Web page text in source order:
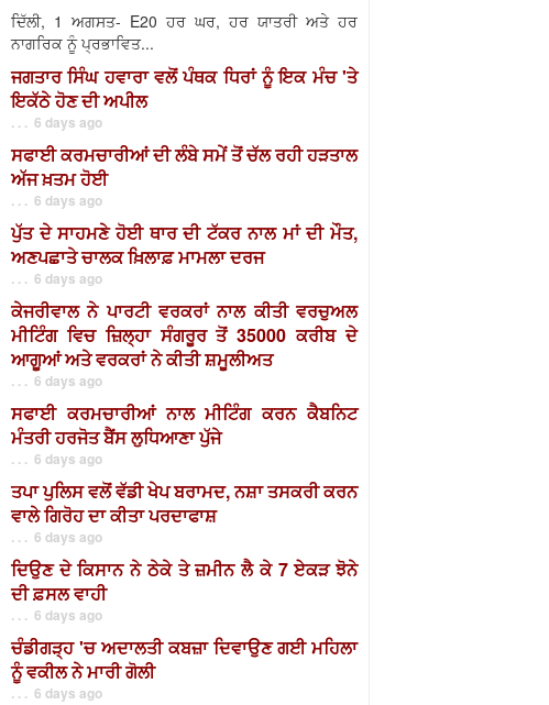
ਦਿੱਲੀ, 1 ਅਗਸਤ- E20 ਹਰ ਘਰ, ਹਰ ਯਾਤਰੀ ਅਤੇ ਹਰ
ਨਾਗਰਿਕ ਨੂੰ ਪ੍ਰਭਾਵਿਤ...
ਜਗਤਾਰ ਸਿੰਘ ਹਵਾਰਾ ਵਲੋਂ ਪੰਥਕ ਧਿਰਾਂ ਨੂੰ ਇਕ ਮੰਚ 'ਤੇ
ਇਕੱਠੇ ਹੋਣ ਦੀ ਅਪੀਲ
. . . 6 days ago
ਸਫਾਈ ਕਰਮਚਾਰੀਆਂ ਦੀ ਲੰਬੇ ਸਮੇਂ ਤੋਂ ਚੱਲ ਰਹੀ ਹੜਤਾਲ
ਅੱਜ ਖ਼ਤਮ ਹੋਈ
. . . 6 days ago
ਪੁੱਤ ਦੇ ਸਾਹਮਣੇ ਹੋਈ ਥਾਰ ਦੀ ਟੱਕਰ ਨਾਲ ਮਾਂ ਦੀ ਮੌਤ,
ਅਣਪਛਾਤੇ ਚਾਲਕ ਖ਼ਿਲਾਫ਼ ਮਾਮਲਾ ਦਰਜ
. . . 6 days ago
ਕੇਜਰੀਵਾਲ ਨੇ ਪਾਰਟੀ ਵਰਕਰਾਂ ਨਾਲ ਕੀਤੀ ਵਰਚੁਅਲ
ਮੀਟਿੰਗ ਵਿਚ ਜ਼ਿਲ੍ਹਾ ਸੰਗਰੂਰ ਤੋਂ 35000 ਕਰੀਬ ਦੇ
ਆਗੂਆਂ ਅਤੇ ਵਰਕਰਾਂ ਨੇ ਕੀਤੀ ਸ਼ਮੂਲੀਅਤ
. . . 6 days ago
ਸਫਾਈ ਕਰਮਚਾਰੀਆਂ ਨਾਲ ਮੀਟਿੰਗ ਕਰਨ ਕੈਬਨਿਟ
ਮੰਤਰੀ ਹਰਜੋਤ ਬੈਂਸ ਲੁਧਿਆਣਾ ਪੁੱਜੇ
. . . 6 days ago
ਤਪਾ ਪੁਲਿਸ ਵਲੋਂ ਵੱਡੀ ਖੇਪ ਬਰਾਮਦ, ਨਸ਼ਾ ਤਸਕਰੀ ਕਰਨ
ਵਾਲੇ ਗਿਰੋਹ ਦਾ ਕੀਤਾ ਪਰਦਾਫਾਸ਼
. . . 6 days ago
ਦਿਉਣ ਦੇ ਕਿਸਾਨ ਨੇ ਠੇਕੇ ਤੇ ਜ਼ਮੀਨ ਲੈ ਕੇ 7 ਏਕੜ ਝੋਨੇ
ਦੀ ਫ਼ਸਲ ਵਾਹੀ
. . . 6 days ago
ਚੰਡੀਗੜ੍ਹ 'ਚ ਅਦਾਲਤੀ ਕਬਜ਼ਾ ਦਿਵਾਉਣ ਗਈ ਮਹਿਲਾ
ਨੂੰ ਵਕੀਲ ਨੇ ਮਾਰੀ ਗੋਲੀ
. . . 6 days ago